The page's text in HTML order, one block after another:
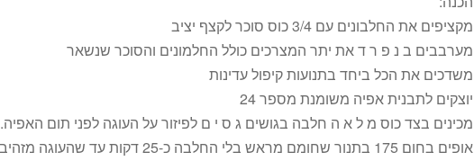
מקציפים את החלבונים עם 3/4 כוס סוכר לקצף יציב
מערבבים ב נ פ ר ד את יתר המצרכים כולל החלמונים והסוכר שנשאר
משדכים את הכל ביחד בתנועות קיפול עדינות
יוצקים לתבנית אפיה משומנת מספר 24
מכינים בצד כוס מ ל א ה חלבה בגושים ג ס י ם לפיזור על העוגה לפני תום האפיה.
אופים בחום 175 בתנור שחומם מראש בלי החלבה כ-25 דקות עד שהעוגה מזהיבה